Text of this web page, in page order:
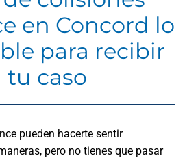
en Concord lo
para recibir
tu caso
pueden hacerte sentir
pero no tienes que pasar